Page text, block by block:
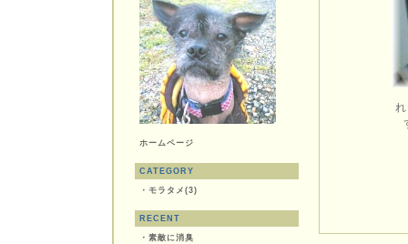
ホームページ
CATEGORY
・ モラタメ(3)
RECENT
・ 素敵に消臭